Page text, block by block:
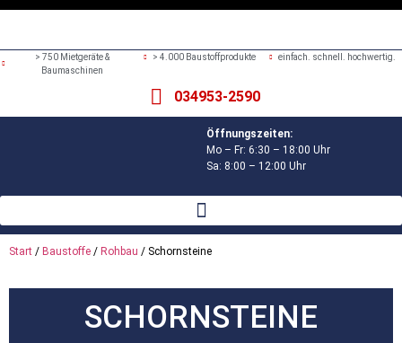
> 750 Mietgeräte &
Baumaschinen
> 4.000 Baustoffprodukte einfach. schnell. hochwertig.
034953-2590
Öffnungszeiten:
Mo – Fr: 6:30 – 18:00 Uhr
Sa: 8:00 – 12:00 Uhr
Start / Baustoffe / Rohbau / Schornsteine
SCHORNSTEINE